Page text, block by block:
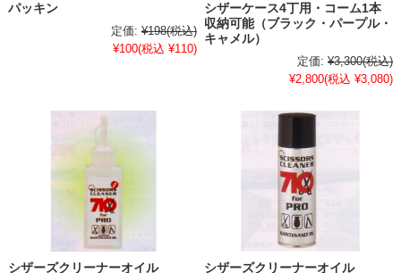
パッキン
定価: ¥198(税込)
¥100(税込 ¥110)
シザーケース4丁用・コーム1本
収納可能（ブラック・パープル・
キャメル）
定価: ¥3,300(税込)
¥2,800(税込 ¥3,080)
シザーズクリーナーオイル シザーズクリーナーオイル